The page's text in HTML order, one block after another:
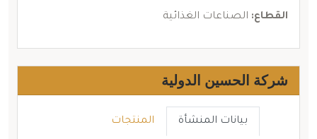
القطاع: الصناعات الغذائية
شركة الحسين الدولية
بيانات المنشأة المنتجات